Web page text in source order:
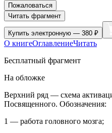
Пожаловаться
Читать фрагмент
Купить электронную — 380 ₽
О книгеОглавлениеЧитать
Бесплатный фрагмент
На обложке
Верхний ряд — схема
Посвященного. Обозначения:
1 — работа головного мозга;